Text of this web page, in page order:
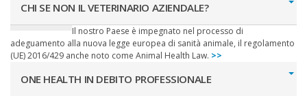
CHI SE NON IL VETERINARIO AZIENDALE?
Il nostro Paese è impegnato nel processo di
adeguamento alla nuova legge europea di sanità animale, il regolamento
(UE) 2016/429 anche noto come Animal Health Law. >>
ONE HEALTH IN DEBITO PROFESSIONALE